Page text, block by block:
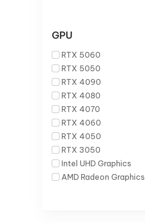
GPU
RTX 5060
RTX 5050
RTX 4090
RTX 4080
RTX 4070
RTX 4060
RTX 4050
RTX 3050
Intel UHD Graphics
AMD Radeon Graphics